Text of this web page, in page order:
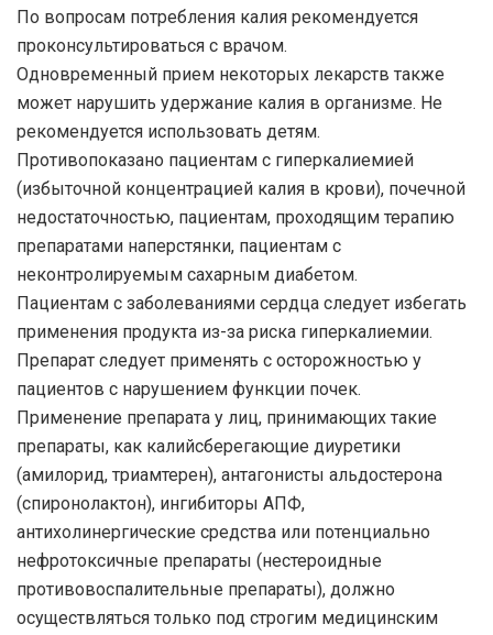
По вопросам потребления калия рекомендуется
проконсультироваться с врачом.
Одновременный прием некоторых лекарств также
может нарушить удержание калия в организме. Не
рекомендуется использовать детям.
Противопоказано пациентам с гиперкалиемией
(избыточной концентрацией калия в крови), почечной
недостаточностью, пациентам, проходящим терапию
препаратами наперстянки, пациентам с
неконтролируемым сахарным диабетом.
Пациентам с заболеваниями сердца следует избегать
применения продукта из-за риска гиперкалиемии.
Препарат следует применять с осторожностью у
пациентов с нарушением функции почек.
Применение препарата у лиц, принимающих такие
препараты, как калийсберегающие диуретики
(амилорид, триамтерен), антагонисты альдостерона
(спиронолактон), ингибиторы АПФ,
антихолинергические средства или потенциально
нефротоксичные препараты (нестероидные
противовоспалительные препараты), должно
осуществляться только под строгим медицинским